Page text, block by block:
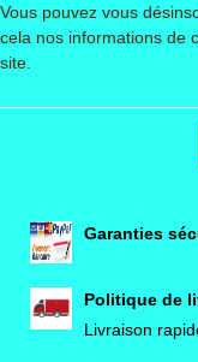
Vous pouvez vous
cela nos informations de
site.
Garanties
Politique de
Livraison